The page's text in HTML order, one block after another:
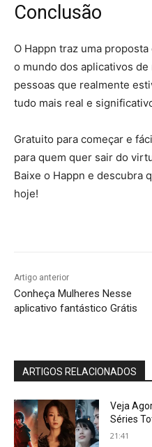
Conclusão
O Happn traz uma
o mundo dos aplicativos
pessoas que realmente
tudo mais real e
Gratuito para começar e
para quem quer sair do
Baixe o Happn e descubra
hoje!
Artigo anterior
Conheça Mulheres Nesse
aplicativo fantástico Grátis
ARTIGOS RELACIONADOS
Veja
Séries
21:41